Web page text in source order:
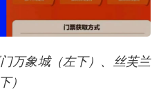
万象城（左下）、丝芙兰
）